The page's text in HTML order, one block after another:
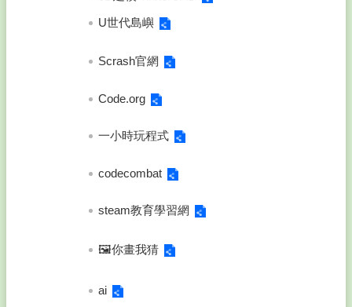
U世代島嶼
Scrash官網
Code.org
一小時玩程式
codecombat
steam教育學習網
🖼️你畫我猜
ai